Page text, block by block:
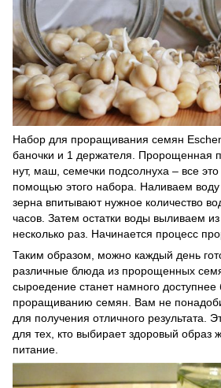
Набор для проращивания семян
баночки и 1 держателя. Пророщенная
нут, маш, семечки подсолнуха – все
помощью этого набора. Наливаем воду
зерна впитывают нужное количество
часов. Затем остатки воды выливаем
несколько раз. Начинается процесс
Таким образом, можно каждый день
различные блюда из пророщенных
сыроедение станет намного
проращиванию семян. Вам не
для получения отличного результата.
для тех, кто выбирает здоровый образ
питание.